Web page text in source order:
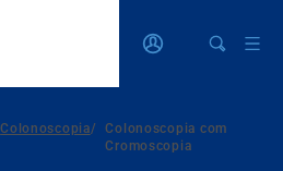
Colonoscopia/
Colonoscopia com
Cromoscopia